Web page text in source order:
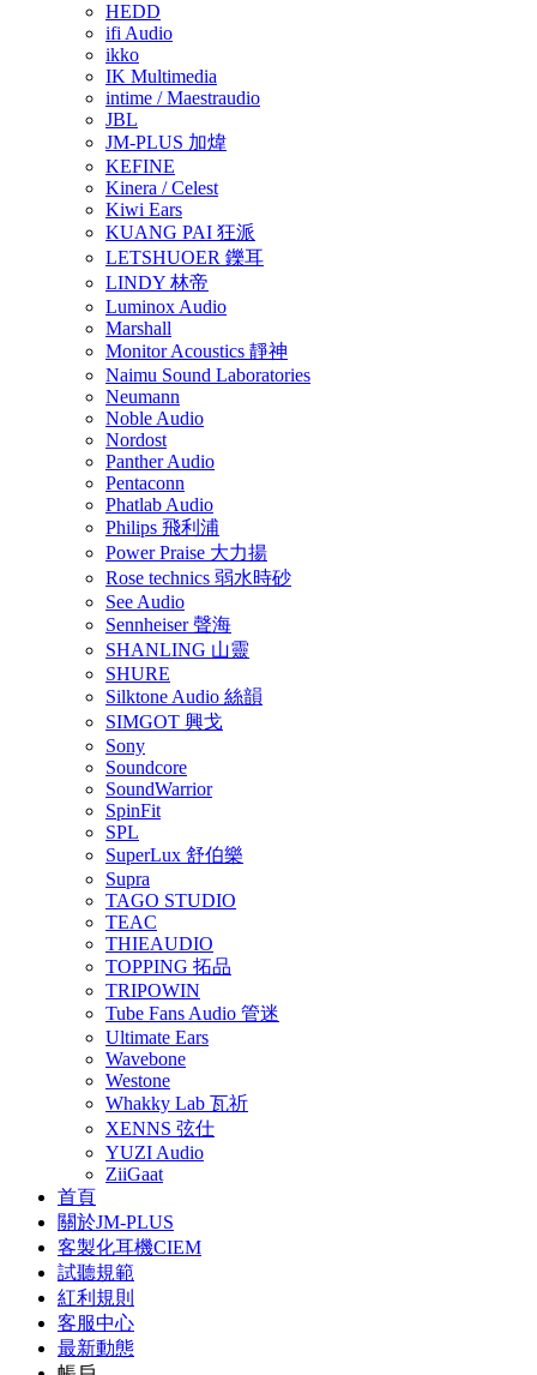
HEDD
ifi Audio
ikko
IK Multimedia
intime / Maestraudio
JBL
JM-PLUS 加煒
KEFINE
Kinera / Celest
Kiwi Ears
KUANG PAI 狂派
LETSHUOER 鑠耳
LINDY 林帝
Luminox Audio
Marshall
Monitor Acoustics 靜神
Naimu Sound Laboratories
Neumann
Noble Audio
Nordost
Panther Audio
Pentaconn
Phatlab Audio
Philips 飛利浦
Power Praise 大力揚
Rose technics 弱水時砂
See Audio
Sennheiser 聲海
SHANLING 山靈
SHURE
Silktone Audio 絲韻
SIMGOT 興戈
Sony
Soundcore
SoundWarrior
SpinFit
SPL
SuperLux 舒伯樂
Supra
TAGO STUDIO
TEAC
THIEAUDIO
TOPPING 拓品
TRIPOWIN
Tube Fans Audio 管迷
Ultimate Ears
Wavebone
Westone
Whakky Lab 瓦祈
XENNS 弦仕
YUZI Audio
ZiiGaat
首頁
關於JM-PLUS
客製化耳機CIEM
試聽規範
紅利規則
客服中心
最新動態